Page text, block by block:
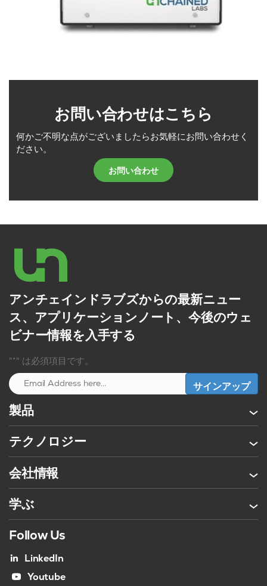
お問い合わせはこちら
何かご不明な点がございましたらお気軽にお問い合わせく
ださい。
お問い合わせ
アンチェインドラブズからの最新ニュー
ス、アプリケーションノート、今後のウェ
ビナー情報を入手する
"*" は必須項目です。
製品
テクノロジー
会社情報
学ぶ
Follow Us
LinkedIn
Youtube